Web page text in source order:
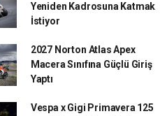
Yeniden Kadrosuna Katmak
İstiyor
2027 Norton Atlas Apex
Macera Sınıfına Güçlü Giriş
Yaptı
Vespa x Gigi Primavera 125